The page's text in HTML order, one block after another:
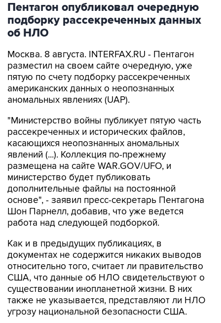
Пентагон опубликовал очередную
подборку рассекреченных данных
об НЛО
Москва. 8 августа. INTERFAX.RU - Пентагон
разместил на своем сайте очередную, уже
пятую по счету подборку рассекреченных
американских данных о неопознанных
аномальных явлениях (UAP).
"Министерство войны публикует пятую часть
рассекреченных и исторических файлов,
касающихся неопознанных аномальных
явлений (...). Коллекция по-прежнему
размещена на сайте WAR.GOV/UFO, и
министерство будет публиковать
дополнительные файлы на постоянной
основе", - заявил пресс-секретарь Пентагона
Шон Парнелл, добавив, что уже ведется
работа над следующей подборкой.
Как и в предыдущих публикациях, в
документах не содержится никаких выводов
относительно того, считает ли правительство
США, что данные об НЛО свидетельствуют о
существовании инопланетной жизни. В них
также не указывается, представляют ли НЛО
угрозу национальной безопасности США.